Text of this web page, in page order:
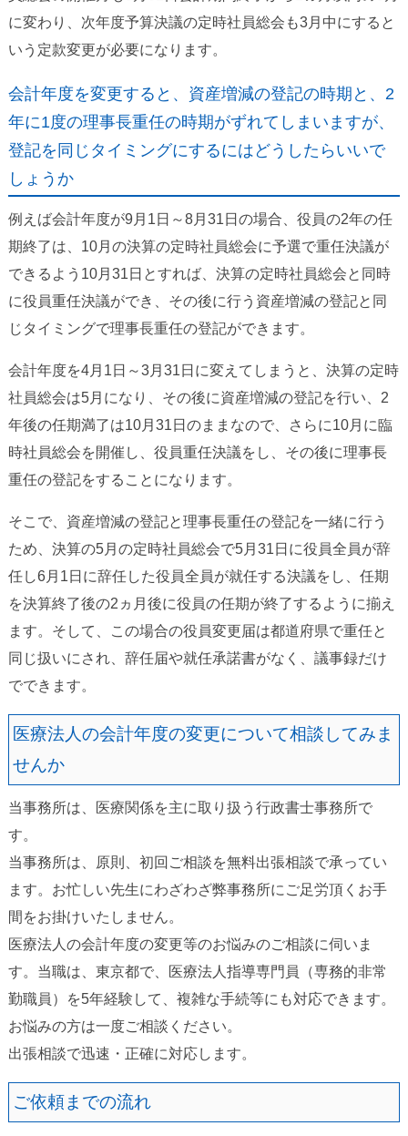
に変わり、次年度予算決議の定時社員総会も3月中にすると
いう定款変更が必要になります。
会計年度を変更すると、資産増減の登記の時期と、2
年に1度の理事長重任の時期がずれてしまいますが、
登記を同じタイミングにするにはどうしたらいいで
しょうか
例えば会計年度が9月1日～8月31日の場合、役員の2年の任
期終了は、10月の決算の定時社員総会に予選で重任決議が
できるよう10月31日とすれば、決算の定時社員総会と同時
に役員重任決議ができ、その後に行う資産増減の登記と同
じタイミングで理事長重任の登記ができます。
会計年度を4月1日～3月31日に変えてしまうと、決算の定時
社員総会は5月になり、その後に資産増減の登記を行い、2
年後の任期満了は10月31日のままなので、さらに10月に臨
時社員総会を開催し、役員重任決議をし、その後に理事長
重任の登記をすることになります。
そこで、資産増減の登記と理事長重任の登記を一緒に行う
ため、決算の5月の定時社員総会で5月31日に役員全員が辞
任し6月1日に辞任した役員全員が就任する決議をし、任期
を決算終了後の2ヵ月後に役員の任期が終了するように揃え
ます。そして、この場合の役員変更届は都道府県で重任と
同じ扱いにされ、辞任届や就任承諾書がなく、議事録だけ
でできます。
医療法人の会計年度の変更について相談してみま
せんか
当事務所は、医療関係を主に取り扱う行政書士事務所で
す。
当事務所は、原則、初回ご相談を無料出張相談で承ってい
ます。お忙しい先生にわざわざ弊事務所にご足労頂くお手
間をお掛けいたしません。
医療法人の会計年度の変更等のお悩みのご相談に伺いま
す。当職は、東京都で、医療法人指導専門員（専務的非常
勤職員）を5年経験して、複雑な手続等にも対応できます。
お悩みの方は一度ご相談ください。
出張相談で迅速・正確に対応します。
ご依頼までの流れ